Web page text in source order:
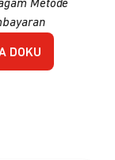
Metode
DOKU